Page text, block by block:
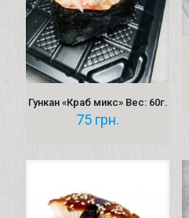
Гункан «Краб микс» Вес: 60г.
75 грн.